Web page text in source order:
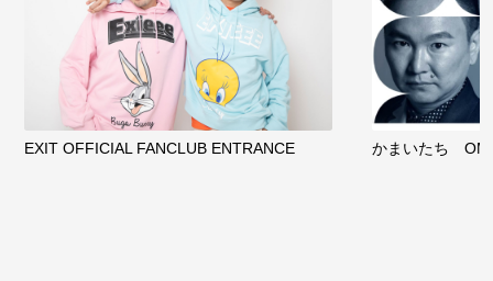
EXIT OFFICIAL FANCLUB ENTRANCE かまいたち